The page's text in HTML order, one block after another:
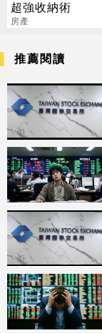
超強收納術
房產
推薦閱讀